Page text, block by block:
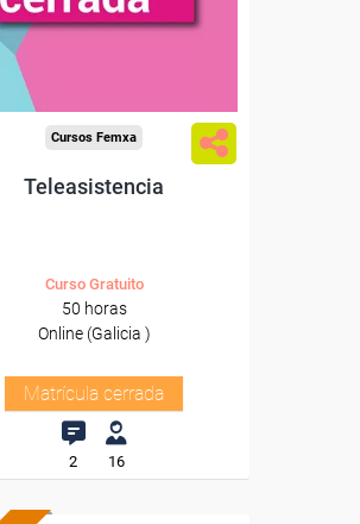
Cursos Femxa
Teleasistencia
Curso Gratuito
50 horas
Online (Galicia )
Matrícula cerrada
2 16